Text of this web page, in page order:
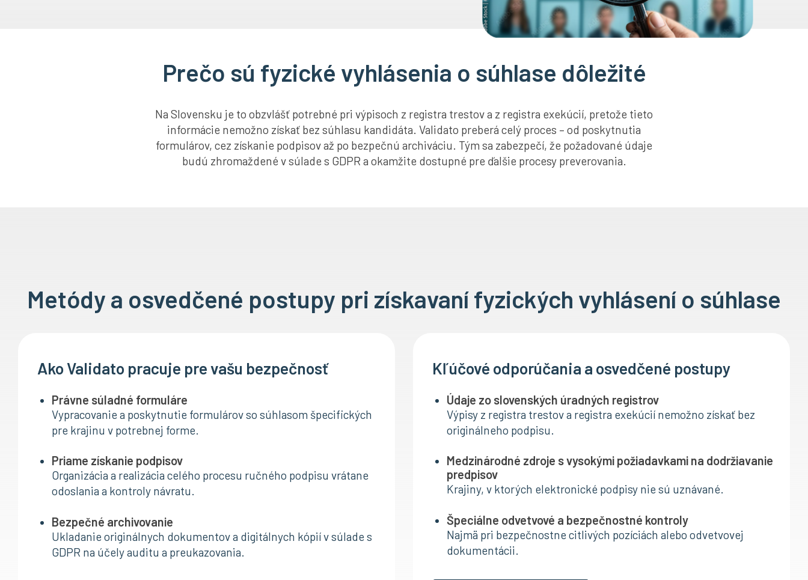
Prečo sú fyzické vyhlásenia o súhlase dôležité
Na Slovensku je to obzvlášť potrebné pri výpisoch z registra trestov a z registra exekúcií, pretože tieto
informácie nemožno získať bez súhlasu kandidáta. Validato preberá celý proces – od poskytnutia
formulárov, cez získanie podpisov až po bezpečnú archiváciu. Tým sa zabezpečí, že požadované údaje
budú zhromaždené v súlade s GDPR a okamžite dostupné pre ďalšie procesy preverovania.
Metódy a osvedčené postupy pri získavaní fyzických vyhlásení o súhlase
Ako Validato pracuje pre vašu bezpečnosť
Právne súladné formuláre
Vypracovanie a poskytnutie formulárov so súhlasom špecifických
pre krajinu v potrebnej forme.
Priame získanie podpisov
Organizácia a realizácia celého procesu ručného podpisu vrátane
odoslania a kontroly návratu.
Bezpečné archivovanie
Ukladanie originálnych dokumentov a digitálnych kópií v súlade s
GDPR na účely auditu a preukazovania.
Kľúčové odporúčania a osvedčené postupy
Údaje zo slovenských úradných registrov
Výpisy z registra trestov a registra exekúcií nemožno získať bez
originálneho podpisu.
Medzinárodné zdroje s vysokými požiadavkami na dodržiavanie
predpisov
Krajiny, v ktorých elektronické podpisy nie sú uznávané.
Špeciálne odvetvové a bezpečnostné kontroly
Najmä pri bezpečnostne citlivých pozíciách alebo odvetvovej
dokumentácii.